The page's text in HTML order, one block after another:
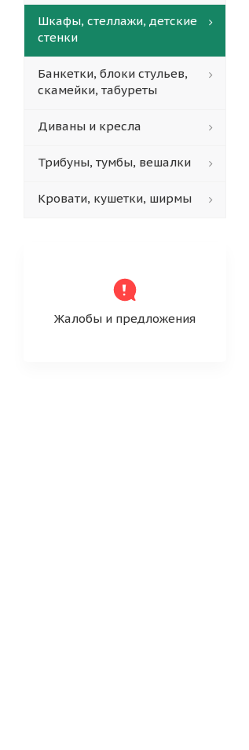
Шкафы, стеллажи, детские
стенки
Банкетки, блоки стульев,
скамейки, табуреты
Диваны и кресла
Трибуны, тумбы, вешалки
Кровати, кушетки, ширмы
Жалобы и предложения